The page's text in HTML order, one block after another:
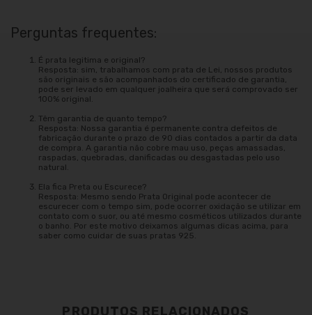
Perguntas frequentes:
É prata legitima e original?
Resposta: sim, trabalhamos com prata de Lei, nossos produtos
são originais e são acompanhados do certificado de garantia,
pode ser levado em qualquer joalheira que será comprovado ser
100% original.
Têm garantia de quanto tempo?
Resposta: Nossa garantia é permanente contra defeitos de
fabricação durante o prazo de 90 dias contados a partir da data
de compra. A garantia não cobre mau uso, peças amassadas,
raspadas, quebradas, danificadas ou desgastadas pelo uso
natural.
Ela fica Preta ou Escurece?
Resposta: Mesmo sendo Prata Original pode acontecer de
escurecer com o tempo sim, pode ocorrer oxidação se utilizar em
contato com o suor, ou até mesmo cosméticos utilizados durante
o banho. Por este motivo deixamos algumas dicas acima, para
saber como cuidar de suas pratas 925.
PRODUTOS RELACIONADOS